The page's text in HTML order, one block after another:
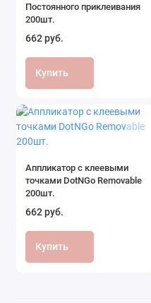
Постоянного приклеивания
200шт.
662 руб.
Купить
Аппликатор с клеевыми
точками DotNGo Removable
200шт.
662 руб.
Купить